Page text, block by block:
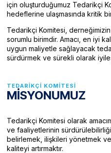
için oluşturduğumuz Tedarikçi
hedeflerine ulaşmasında kritik
Tedarikçi Komitesi,
sorumlu birimdir. Amacı, en iyi
uygun maliyetle sağlayacak
sürdürmek ve sürekli olarak
TEDARIKÇI KOMITESI
MİSYONUMUZ
Tedarikçi Komitesi olarak
ve faaliyetlerinin
belirlemek, ilişkileri yönetmek
kaliteyi artırmaktır.